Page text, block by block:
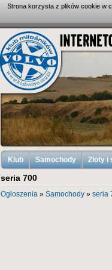
Strona korzysta z plików cookie w
Klub Samochody Zloty i
seria 700
Ogłoszenia» Samochody» seria